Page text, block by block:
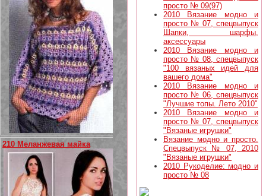
210 Меланжевая майка
просто № 09(97)
2010 Вязание модно и
просто № 07, спецвыпуск
Шапки, шарфы,
аксессуары
2010 Вязание модно и
просто № 08, спецвыпуск
"100 вязаных идей для
вашего дома"
2010 Вязание модно и
просто № 06, спецвыпуск
"Лучшие топы. Лето 2010"
2010 Вязание модно и
просто № 07, спецвыпуск
"Вязаные игрушки"
Вязание модно и просто.
Спецвыпуск № 07, 2010
"Вязаные игрушки"
2010 Рукоделие: модно и
просто № 08